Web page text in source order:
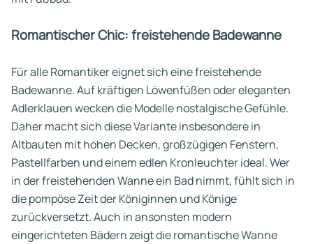
Romantischer Chic: freistehende Badewanne
Für alle Romantiker eignet sich eine freistehende
Badewanne. Auf kräftigen Löwenfüßen oder eleganten
Adlerklauen wecken die Modelle nostalgische Gefühle.
Daher macht sich diese Variante insbesondere in
Altbauten mit hohen Decken, großzügigen Fenstern,
Pastellfarben und einem edlen Kronleuchter ideal. Wer
in der freistehenden Wanne ein Bad nimmt, fühlt sich in
die pompöse Zeit der Königinnen und Könige
zurückversetzt. Auch in ansonsten modern
eingerichteten Bädern zeigt die romantische Wanne